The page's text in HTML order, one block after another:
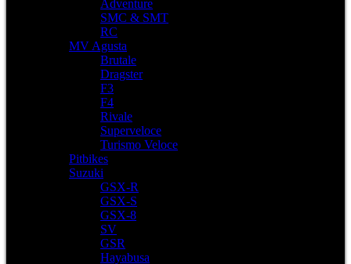
Adventure
SMC & SMT
RC
MV Agusta
Brutale
Dragster
F3
F4
Rivale
Superveloce
Turismo Veloce
Pitbikes
Suzuki
GSX-R
GSX-S
GSX-8
SV
GSR
Hayabusa